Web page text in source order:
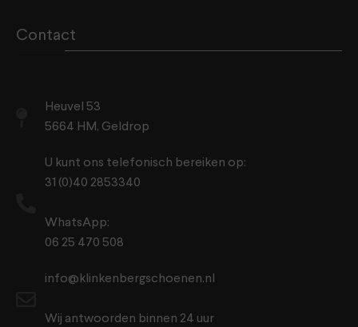
Contact
Heuvel 53
5664 HM, Geldrop
U kunt ons telefonisch bereiken op:
31 (0)40 2853340
WhatsApp:
06 25 470 508
info@klinkenbergschoenen.nl
Wij antwoorden binnen 24 uur